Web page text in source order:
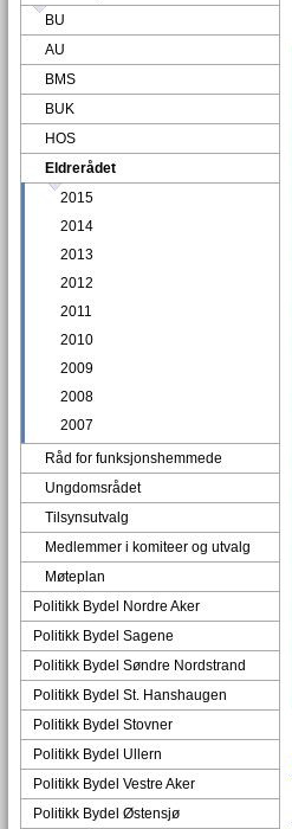
BU
AU
BMS
BUK
HOS
Eldrerådet
2015
2014
2013
2012
2011
2010
2009
2008
2007
Råd for funksjonshemmede
Ungdomsrådet
Tilsynsutvalg
Medlemmer i komiteer og utvalg
Møteplan
Politikk Bydel Nordre Aker
Politikk Bydel Sagene
Politikk Bydel Søndre Nordstrand
Politikk Bydel St. Hanshaugen
Politikk Bydel Stovner
Politikk Bydel Ullern
Politikk Bydel Vestre Aker
Politikk Bydel Østensjø